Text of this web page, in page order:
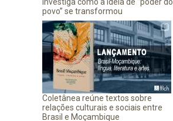
povo” se transformou
Coletânea reúne textos sobre
relações culturais e sociais entre
Brasil e Moçambique